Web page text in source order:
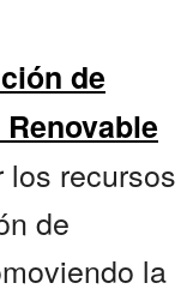
de
recursos
de
la